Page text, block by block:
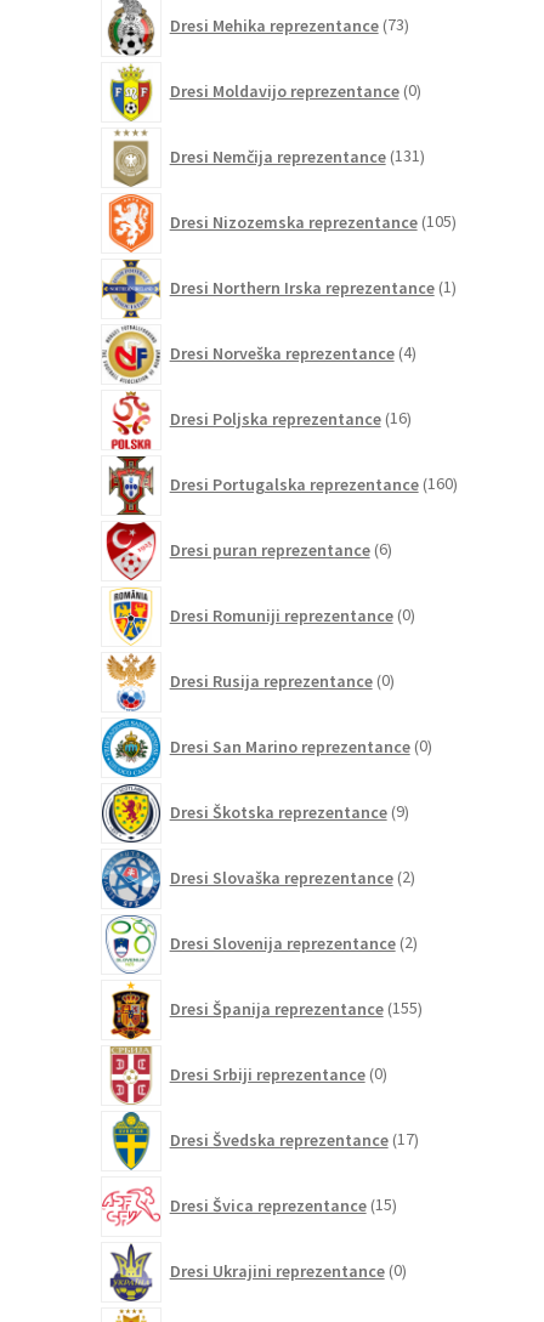
Dresi Mehika reprezentance 73izdelkov
Dresi Moldavijo reprezentance 0izdelkov
Dresi Nemčija reprezentance 131izdelkov
Dresi Nizozemska reprezentance 105izdelkov
Dresi Northern Irska reprezentance 1izdelek
Dresi Norveška reprezentance 4izdelki
Dresi Poljska reprezentance 16izdelkov
Dresi Portugalska reprezentance 160izdelkov
Dresi puran reprezentance 6izdelkov
Dresi Romuniji reprezentance 0izdelkov
Dresi Rusija reprezentance 0izdelkov
Dresi San Marino reprezentance 0izdelkov
Dresi Škotska reprezentance 9izdelkov
Dresi Slovaška reprezentance 2izdelka
Dresi Slovenija reprezentance 2izdelka
Dresi Španija reprezentance 155izdelkov
Dresi Srbiji reprezentance 0izdelkov
Dresi Švedska reprezentance 17izdelkov
Dresi Švica reprezentance 15izdelkov
Dresi Ukrajini reprezentance 0izdelkov